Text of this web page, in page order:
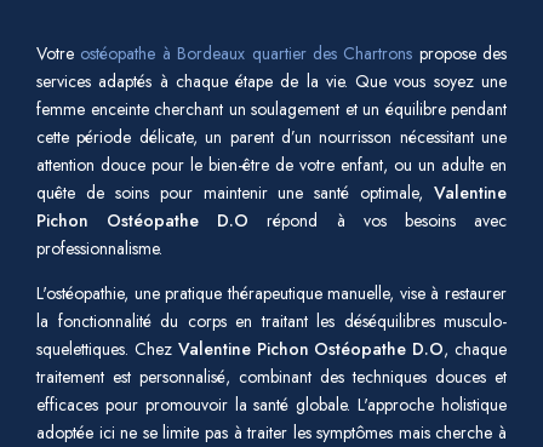
Votre ostéopathe à Bordeaux quartier des Chartrons propose des
services adaptés à chaque étape de la vie. Que vous soyez une
femme enceinte cherchant un soulagement et un équilibre pendant
cette période délicate, un parent d’un nourrisson nécessitant une
attention douce pour le bien-être de votre enfant, ou un adulte en
quête de soins pour maintenir une santé optimale, Valentine
Pichon Ostéopathe D.O répond à vos besoins avec
professionnalisme.
L'ostéopathie, une pratique thérapeutique manuelle, vise à restaurer
la fonctionnalité du corps en traitant les déséquilibres musculo-
squelettiques. Chez Valentine Pichon Ostéopathe D.O, chaque
traitement est personnalisé, combinant des techniques douces et
efficaces pour promouvoir la santé globale. L'approche holistique
adoptée ici ne se limite pas à traiter les symptômes mais cherche à